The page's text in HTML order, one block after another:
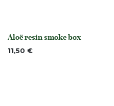
None
Aloë resin smoke box
11,50 €